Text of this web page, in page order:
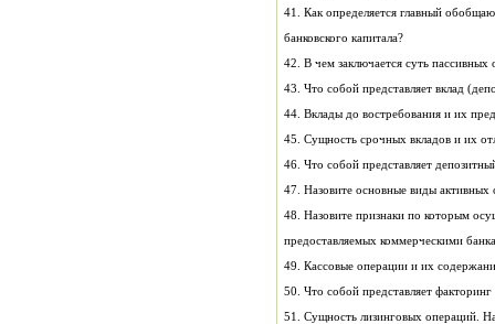
41. Как определяется главный
банковского капитала?
42. В чем заключается суть пассивных
43. Что собой представляет вклад
44. Вклады до востребования и их
45. Сущность срочных вкладов и их
46. Что собой представляет
47. Назовите основные виды активных
48. Назовите признаки по которым
предоставляемых коммерческими
49. Кассовые операции и их
50. Что собой представляет
51. Сущность лизинговых операций.